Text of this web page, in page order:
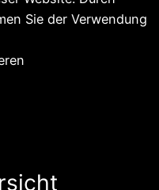
Sie der Verwendung